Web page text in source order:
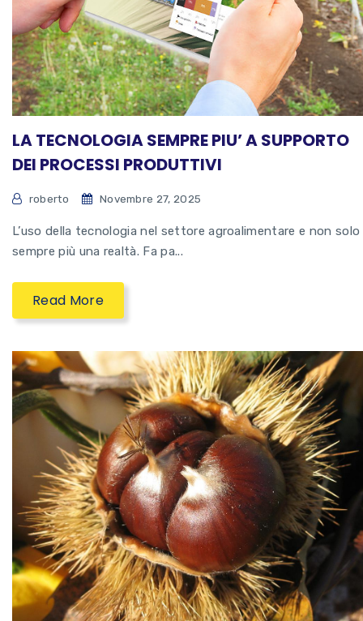
LA TECNOLOGIA SEMPRE PIU’ A SUPPORTO
DEI PROCESSI PRODUTTIVI
roberto Novembre 27, 2025
L’uso della tecnologia nel settore agroalimentare e non solo
sempre più una realtà. Fa pa...
Read More